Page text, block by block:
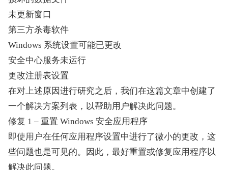
未更新窗口
第三方杀毒软件
Windows 系统设置可能已更改
安全中心服务未运行
更改注册表设置
在对上述原因进行研究之后，我们在这篇文章中创建了
一个解决方案列表，以帮助用户解决此问题。
修复 1 – 重置 Windows 安全应用程序
即使用户在任何应用程序设置中进行了微小的更改，这
些问题也是可见的。因此，最好重置或修复应用程序以
解决此问题。